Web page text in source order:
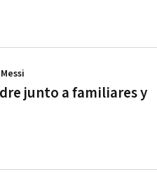
junto a familiares y